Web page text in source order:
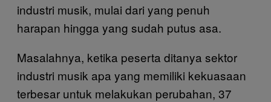
industri musik, mulai dari yang penuh
harapan hingga yang sudah putus asa.
Masalahnya, ketika peserta ditanya sektor
industri musik apa yang memiliki kekuasaan
terbesar untuk melakukan perubahan, 37